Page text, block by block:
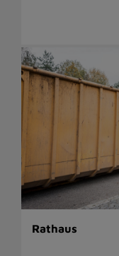
Rathaus